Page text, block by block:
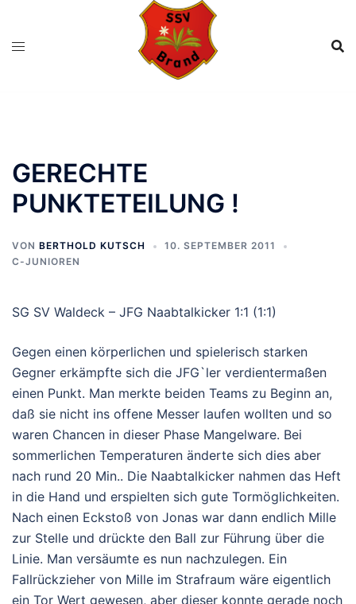
springen
GERECHTE
PUNKTETEILUNG !
VON BERTHOLD KUTSCH
10. SEPTEMBER 2011
C-JUNIOREN
SG SV Waldeck – JFG Naabtalkicker 1:1 (1:1)
Gegen einen körperlichen und spielerisch starken
Gegner erkämpfte sich die JFG`ler verdientermaßen
einen Punkt. Man merkte beiden Teams zu Beginn an,
daß sie nicht ins offene Messer laufen wollten und so
waren Chancen in dieser Phase Mangelware. Bei
sommerlichen Temperaturen änderte sich dies aber
nach rund 20 Min.. Die Naabtalkicker nahmen das Heft
in die Hand und erspielten sich gute Tormöglichkeiten.
Nach einen Eckstoß von Jonas war dann endlich Mille
zur Stelle und drückte den Ball zur Führung über die
Linie. Man versäumte es nun nachzulegen. Ein
Fallrückzieher von Mille im Strafraum wäre eigentlich
ein Tor Wert gewesen, aber dieser konnte gerade noch